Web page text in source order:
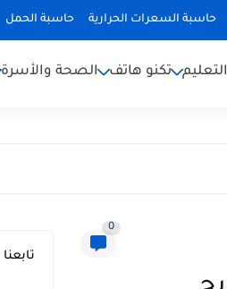
حاسبة السعرات الحرارية حاسبة الحمل
التعليم تكنو هاتف الصحة والأسرة
0
تابعنا